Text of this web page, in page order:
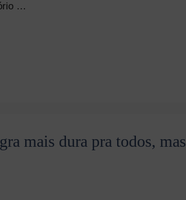
…
mais dura pra todos, mas